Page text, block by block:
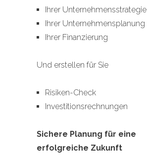
Ihrer Unternehmensstrategie
Ihrer Unternehmensplanung
Ihrer Finanzierung
Und erstellen für Sie
Risiken-Check
Investitionsrechnungen
Sichere Planung für eine
erfolgreiche Zukunft